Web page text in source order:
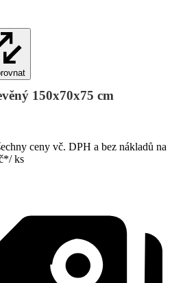
150x70x75 cm
ceny vč. DPH a bez nákladů na
*/ ks